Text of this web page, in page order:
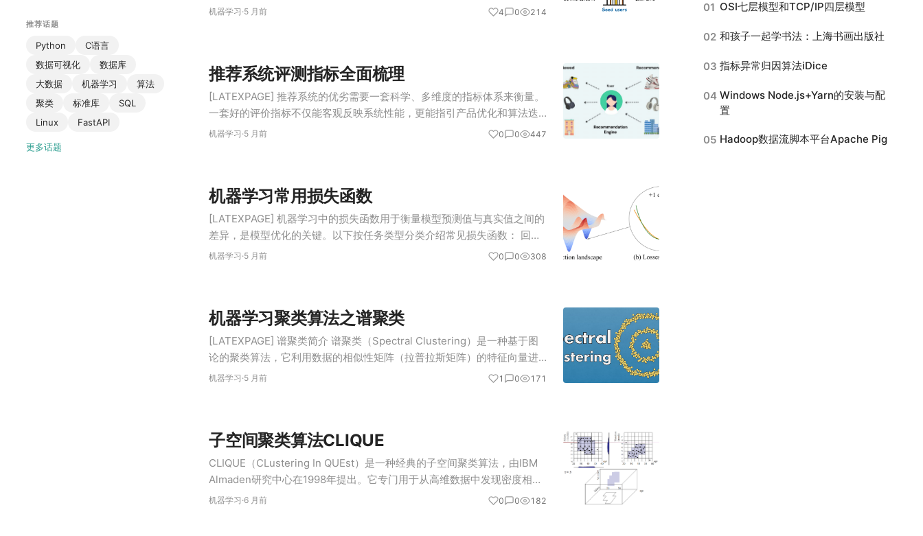
推荐话题
Python
C语言
数据可视化
数据库
大数据
机器学习
算法
聚类
标准库
SQL
Linux
FastAPI
更多话题
的核心目标在于解决传统推荐系统中普遍存在的长尾内容分发难题，即大
机器学习 ·5 月前 4 0 214
推荐系统评测指标全面梳理
[LATEXPAGE] 推荐系统的优劣需要一套科学、多维度的指标体系来衡量。
一套好的评价指标不仅能客观反映系统性能，更能指引产品优化和算法迭
代的方向。本文旨在系统性地梳理推荐系统领域常见且重要的评测指标，
机器学习 ·5 月前 0 0 447
机器学习常用损失函数
[LATEXPAGE] 机器学习中的损失函数用于衡量模型预测值与真实值之间的
差异，是模型优化的关键。以下按任务类型分类介绍常见损失函数： 回归
任务损失函数 均方误差 (Mean Squared Error, MSE / L2 Loss) 公…
机器学习 ·5 月前 0 0 308
机器学习聚类算法之谱聚类
[LATEXPAGE] 谱聚类简介 谱聚类（Spectral Clustering）是一种基于图
论的聚类算法，它利用数据的相似性矩阵（拉普拉斯矩阵）的特征向量进
行降维，然后在低维空间中使用传统聚类方法（如K-means）进行聚类。
机器学习 ·5 月前 1 0 171
子空间聚类算法CLIQUE
CLIQUE（CLustering In QUEst）是一种经典的子空间聚类算法，由IBM
Almaden研究中心在1998年提出。它专门用于从高维数据中发现密度相似
的簇，且这些簇可能仅存在于某些子空间（特征的子集）中，而非全维空
机器学习 ·6 月前 0 0 182
01 OSI七层模型和TCP/IP四层模型
02 和孩子一起学书法：上海书画出版社
03 指标异常归因算法iDice
04 Windows Node.js+Yarn的安装与配
置
05 Hadoop数据流脚本平台Apache Pig